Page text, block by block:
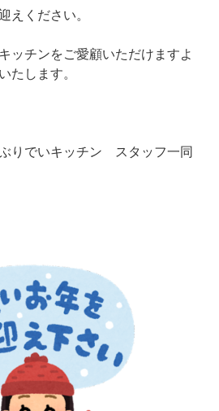
えください。
ッチンをご愛顧いただけますよ
たします。
りでいキッチン スタッフ一同